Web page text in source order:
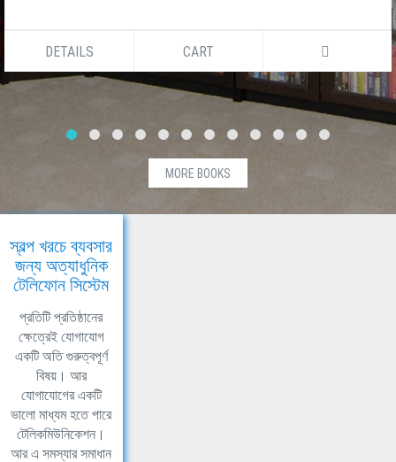
DETAILS CART
MORE BOOKS
স্বল্প খরচে ব্যবসার
জন্য অত্যাধুনিক
টেলিফোন সিস্টেম
প্রতিটি প্রতিষ্ঠানের
ক্ষেত্রেই যোগাযোগ
একটি অতি গুরুত্বপূর্ণ
বিষয়। আর
যোগাযোগের একটি
ভালো মাধ্যম হতে পারে
টেলিকমিউনিকেশন।
আর এ সমস্যার সমাধান